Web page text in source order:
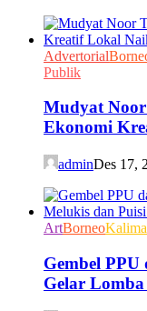
Advertorial
Publik
Mudyat
Ekonomi
adminDes 17,
ArtBorneo
Gembel
Gelar